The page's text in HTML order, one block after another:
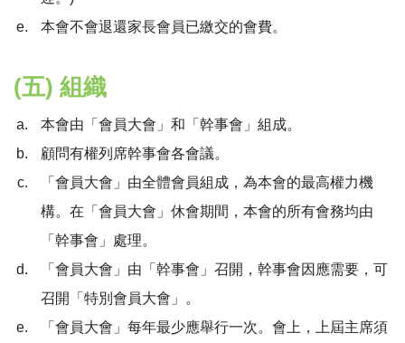
本會不會退還家長會員已繳交的會費。
(五) 組織
本會由「會員大會」和「幹事會」組成。
顧問有權列席幹事會各會議。
「會員大會」由全體會員組成，為本會的最高權力機
構。在「會員大會」休會期間，本會的所有會務均由
「幹事會」處理。
「會員大會」由「幹事會」召開，幹事會因應需要，可
召開「特別會員大會」。
「會員大會」每年最少應舉行一次。會上，上屆主席須